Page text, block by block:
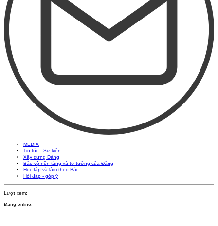
MEDIA
Tin tức - Sự kiện
Xây dựng Đảng
Bảo vệ nền tảng và tư tưởng của Đảng
Học tập và làm theo Bác
Hỏi đáp - góp ý
Lượt xem:
Đang online: